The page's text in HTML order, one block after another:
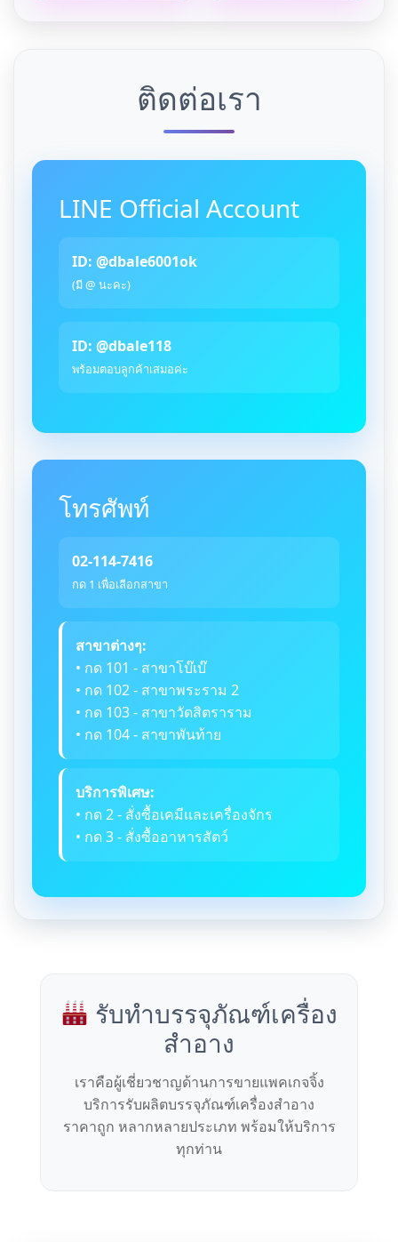
ติดต่อเรา
LINE Official Account
ID: @dbale6001ok
(มี @ นะคะ)
ID: @dbale118
พร้อมตอบลูกค้าเสมอค่ะ
โทรศัพท์
02-114-7416
กด 1 เพื่อเลือกสาขา
สาขาต่างๆ:
• กด 101 - สาขาโบ๊เบ๊
• กด 102 - สาขาพระราม 2
• กด 103 - สาขาวัดสิตราราม
• กด 104 - สาขาพันท้าย
บริการพิเศษ:
• กด 2 - สั่งซื้อเคมีและเครื่องจักร
• กด 3 - สั่งซื้ออาหารสัตว์
รับทำบรรจุภัณฑ์เครื่อง
สำอาง
เราคือผู้เชี่ยวชาญด้านการขายแพคเกจจิ้ง
บริการรับผลิตบรรจุภัณฑ์เครื่องสำอาง
ราคาถูก หลากหลายประเภท พร้อมให้บริการ
ทุกท่าน